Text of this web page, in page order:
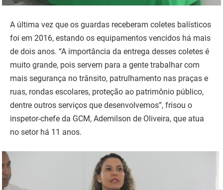
A última vez que os guardas receberam coletes balísticos
foi em 2016, estando os equipamentos vencidos há mais
de dois anos. “A importância da entrega desses coletes é
muito grande, pois servem para a gente trabalhar com
mais segurança no trânsito, patrulhamento nas praças e
ruas, rondas escolares, proteção ao patrimônio público,
dentre outros serviços que desenvolvemos”, frisou o
inspetor-chefe da GCM, Ademilson de Oliveira, que atua
no setor há 11 anos.